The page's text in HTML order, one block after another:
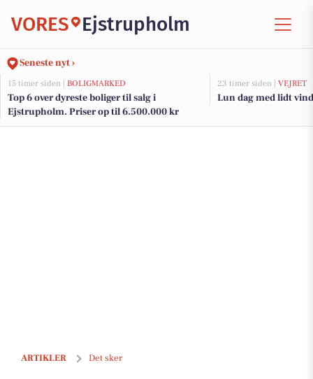
VORES Ejstrupholm
Seneste nyt ›
15 timer siden | BOLIGMARKED
Top 6 over dyreste boliger til salg i
Ejstrupholm. Priser op til 6.500.000 kr
23 timer siden | VEJRET
Lun dag med lidt
ARTIKLER Det sker
Nye virksomheder i Ejstrupholm i sidste måned